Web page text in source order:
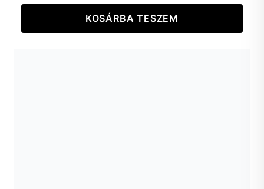
KOSÁRBA TESZEM